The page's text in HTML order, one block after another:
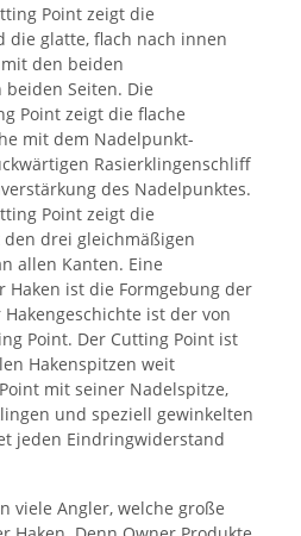
Point zeigt die
die glatte, flach nach innen
den beiden
beiden Seiten. Die
Point zeigt die flache
mit dem Nadelpunkt-
Rasierklingenschliff
des Nadelpunktes.
Point zeigt die
drei gleichmäßigen
allen Kanten. Eine
Haken ist die Formgebung der
ist der von
Point. Der Cutting Point ist
Hakenspitzen weit
mit seiner Nadelspitze,
und speziell gewinkelten
jeden Eindringwiderstand
viele Angler, welche große